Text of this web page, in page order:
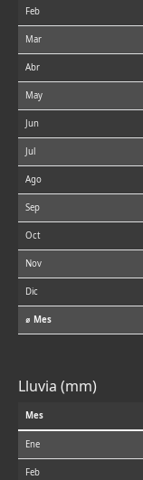
Feb
Mar
Abr
May
Jun
Jul
Ago
Sep
Oct
Nov
Dic
⌀ Mes
Lluvia (mm)
Mes
Ene
Feb